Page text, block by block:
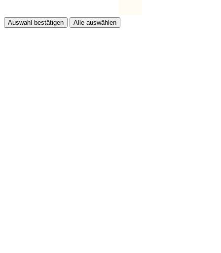
Auswahl bestätigen Alle auswählen